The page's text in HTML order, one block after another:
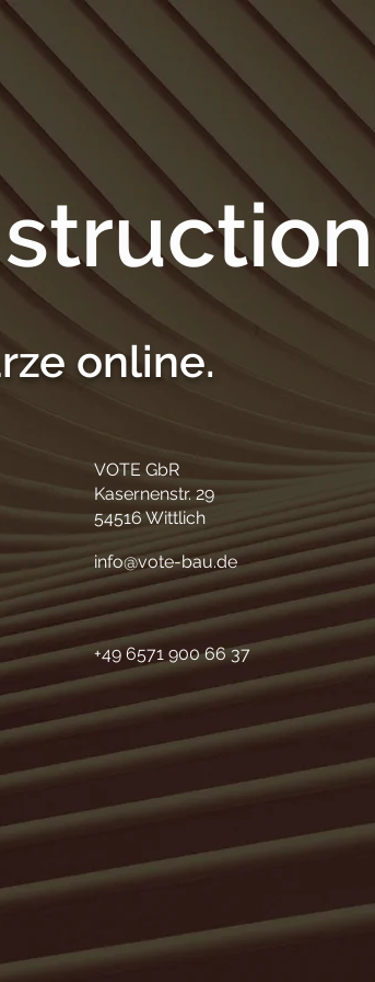
online.
VOTE GbR
Kasernenstr. 29
54516 Wittlich
info@vote-bau.de
+49 6571 900 66 37